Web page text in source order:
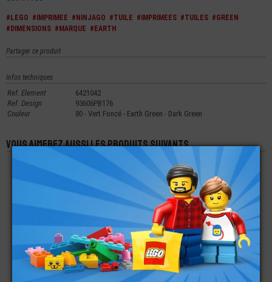
#LEGO #IMPRIMEE #NINJAGO #TUILE #IMPRIMEES #TUILES #GREEN
#DIMENSIONS #MARQUE #EARTH
Partager ce produit
Infos techniques
Ref. Element
6421042
Ref. Design
93606PB176
Couleur
80 - Vert Foncé - Earth Green - Dark Green
Vous aimerez aussi les produits suivants
LEGO® PLATE LISSE
2X4 IMPRIMÉE N°95
DISNEY CARS
2,99€
LEGO® PLATE 1X2
AVEC DEMI TUILE
0,12€
LEGO® MINI-
FIGURINE NINJAGO
PRINCE KALMAAR
19,90 €
LEGO® PLATE LISSE
LEGO® BISEAUTÉE
LEGO® TUILE - DÔME